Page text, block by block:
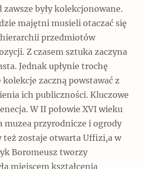
zawsze były kolekcjonowane.
majętni musieli otaczać się
przedmiotów
Z czasem sztuka zaczyna
Jednak upłynie trochę
zaczną powstawać z
ich publiczności. Kluczowe
W II połowie XVI wieku
muzea przyrodnicze i ogrody
też zostaje otwarta Uffizi,a w
Boromeusz tworzy
miejscem kształcenia